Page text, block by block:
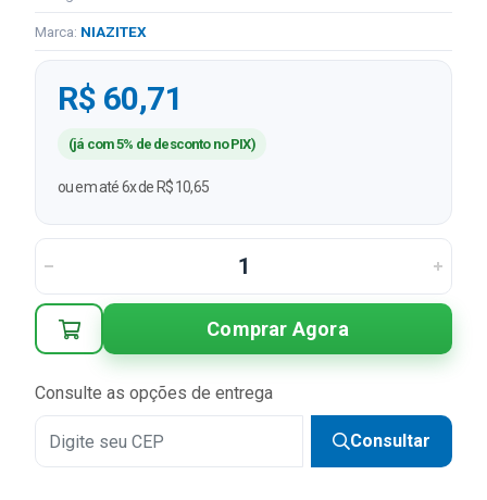
Marca: NIAZITEX
R$ 60,71
(já com 5% de desconto no PIX)
ou em até 6x de R$ 10,65
Comprar Agora
Consulte as opções de entrega
Consultar